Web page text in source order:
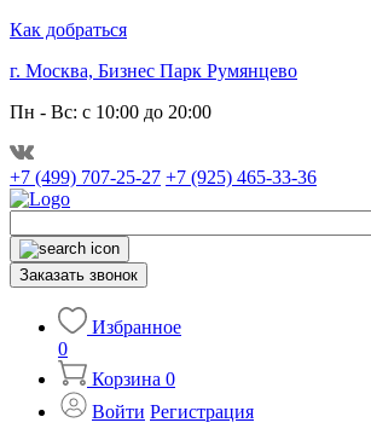
Как добраться
г. Москва, Бизнес Парк Румянцево
Пн - Вс: с 10:00 до 20:00
+7 (499) 707-25-27 +7 (925) 465-33-36
Заказать звонок
Избранное
0
Корзина 0
Войти Регистрация